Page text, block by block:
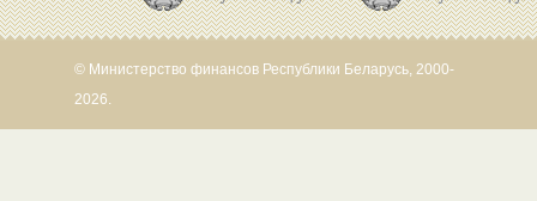
© Министерство финансов Республики Беларусь, 2000-
2026.